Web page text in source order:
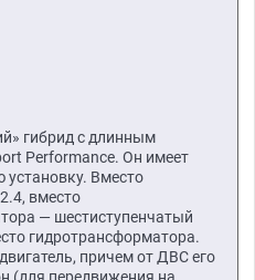
гибрид с длинным
Performance. Он имеет
Вместо
вместо
— шестиступенчатый
гидротрансформатора.
причем от ДВС его
(для передвижения на